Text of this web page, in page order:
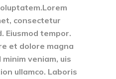
consectetur
Eiusmod tempor.
et dolore magna
veniam, uis
ullamco. Laboris